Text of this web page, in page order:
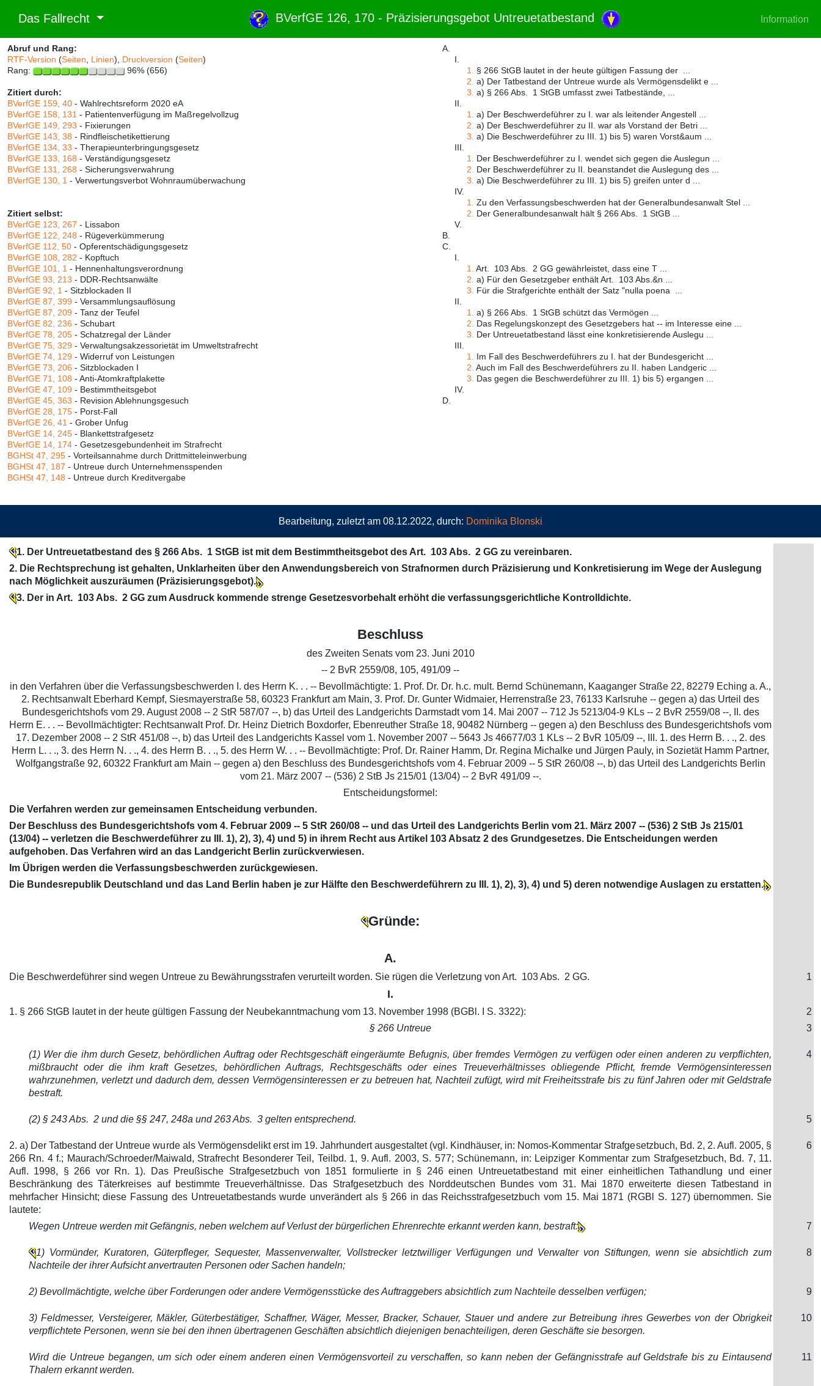
Das Fallrecht BVerfGE 126, 170 - Präzisierungsgebot Untreuetatbestand Information
Abruf und Rang:
RTF-Version (Seiten Linien), Druckversion (Seiten)
Rang:
96% (656)
Zitiert durch:
BVerfGE 159, 40 - Wahlrechtsreform 2020 eA
BVerfGE 158, 131 - Patientenverfügung im Maßregelvollzug
BVerfGE 149, 293 - Fixierungen
BVerfGE 143, 38 - Rindfleischetikettierung
BVerfGE 134, 33 - Therapieunterbringungsgesetz
BVerfGE 133, 168 - Verständigungsgesetz
BVerfGE 131, 268 - Sicherungsverwahrung
BVerfGE 130, 1 - Verwertungsverbot Wohnraumüberwachung
Zitiert selbst:
BVerfGE 123, 267 - Lissabon
BVerfGE 122, 248 - Rügeverkümmerung
BVerfGE 112, 50 - Opferentschädigungsgesetz
BVerfGE 108, 282 - Kopftuch
BVerfGE 101, 1 - Hennenhaltungsverordnung
BVerfGE 93, 213 - DDR-Rechtsanwälte
BVerfGE 92, 1 - Sitzblockaden II
BVerfGE 87, 399 - Versammlungsauflösung
BVerfGE 87, 209 - Tanz der Teufel
BVerfGE 82, 236 - Schubart
BVerfGE 78, 205 - Schatzregal der Länder
BVerfGE 75, 329 - Verwaltungsakzessorietät im Umweltstrafrecht
BVerfGE 74, 129 - Widerruf von Leistungen
BVerfGE 73, 206 - Sitzblockaden I
BVerfGE 71, 108 - Anti-Atomkraftplakette
BVerfGE 47, 109 - Bestimmtheitsgebot
BVerfGE 45, 363 - Revision Ablehnungsgesuch
BVerfGE 28, 175 - Porst-Fall
BVerfGE 26, 41 - Grober Unfug
BVerfGE 14, 245 - Blankettstrafgesetz
BVerfGE 14, 174 - Gesetzesgebundenheit im Strafrecht
BGHSt 47, 295 - Vorteilsannahme durch Drittmitteleinwerbung
BGHSt 47, 187 - Untreue durch Unternehmensspenden
BGHSt 47, 148 - Untreue durch Kreditvergabe
A.
I.
1.
§ 266 StGB lautet in der heute gültigen Fassung der ...
2. a) Der Tatbestand der Untreue wurde als Vermögensdelikt e ...
3. a) § 266 Abs. 1 StGB umfasst zwei Tatbestände, ...
II.
1.
a) Der Beschwerdeführer zu I. war als leitender Angestell ...
2. a) Der Beschwerdeführer zu II. war als Vorstand der Betri ...
3. a) Die Beschwerdeführer zu III. 1) bis 5) waren Vorst&aum ...
III.
1.
Der Beschwerdeführer zu I. wendet sich gegen die Auslegun ...
2.
Der Beschwerdeführer zu II. beanstandet die Auslegung des ...
3. a) Die Beschwerdeführer zu III. 1) bis 5) greifen unter d ...
IV.
1.
Zu den Verfassungsbeschwerden hat der Generalbundesanwalt Stel ...
2.
Der Generalbundesanwalt hält § 266 Abs. 1 StGB ...
V.
B.
C.
I.
1.
Art. 103 Abs. 2 GG gewährleistet, dass eine T ...
2. a) Für den Gesetzgeber enthält Art. 103 Abs.&n ...
3.
Für die Strafgerichte enthält der Satz "nulla poena ...
II.
1.
a) § 266 Abs. 1 StGB schützt das Vermögen ...
2.
Das Regelungskonzept des Gesetzgebers hat -- im Interesse eine ...
3.
Der Untreuetatbestand lässt eine konkretisierende Auslegu ...
III.
1.
Im Fall des Beschwerdeführers zu I. hat der Bundesgericht ...
2. Auch im Fall des Beschwerdeführers zu II. haben Landgeric ...
3.
Das gegen die Beschwerdeführer zu III. 1) bis 5) ergangen ...
IV.
D.
Bearbeitung, zuletzt am 08.12.2022, durch: Dominika Blonski
1. Der Untreuetatbestand des § 266 Abs. 1 StGB ist mit dem Bestimmtheitsgebot des Art. 103 Abs. 2 GG zu vereinbaren.
2. Die Rechtsprechung ist gehalten, Unklarheiten über den Anwendungsbereich von Strafnormen durch Präzisierung und Konkretisierung im Wege der Auslegung
nach Möglichkeit auszuräumen (Präzisierungsgebot).
3. Der in Art. 103 Abs. 2 GG zum Ausdruck kommende strenge Gesetzesvorbehalt erhöht die verfassungsgerichtliche Kontrolldichte.
Beschluss
des Zweiten Senats vom 23. Juni 2010
-- 2 BvR 2559/08, 105, 491/09 --
in den Verfahren über die Verfassungsbeschwerden I. des Herrn K. . . -- Bevollmächtigte: 1. Prof. Dr. Dr. h.c. mult. Bernd Schünemann, Kaaganger Straße 22, 82279 Eching a. A.,
2. Rechtsanwalt Eberhard Kempf, Siesmayerstraße 58, 60323 Frankfurt am Main, 3. Prof. Dr. Gunter Widmaier, Herrenstraße 23, 76133 Karlsruhe -- gegen a) das Urteil des
Bundesgerichtshofs vom 29. August 2008 -- 2 StR 587/07 --, b) das Urteil des Landgerichts Darmstadt vom 14. Mai 2007 -- 712 Js 5213/04-9 KLs -- 2 BvR 2559/08 --, II. des
Herrn E. . . -- Bevollmächtigter: Rechtsanwalt Prof. Dr. Heinz Dietrich Boxdorfer, Ebenreuther Straße 18, 90482 Nürnberg -- gegen a) den Beschluss des Bundesgerichtshofs vom
17. Dezember 2008 -- 2 StR 451/08 --, b) das Urteil des Landgerichts Kassel vom 1. November 2007 -- 5643 Js 46677/03 1 KLs -- 2 BvR 105/09 --, III. 1. des Herrn B. . ., 2. des
Herrn L. . ., 3. des Herrn N. . ., 4. des Herrn B. . ., 5. des Herrn W. . . -- Bevollmächtigte: Prof. Dr. Rainer Hamm, Dr. Regina Michalke und Jürgen Pauly, in Sozietät Hamm Partner,
Wolfgangstraße 92, 60322 Frankfurt am Main -- gegen a) den Beschluss des Bundesgerichtshofs vom 4. Februar 2009 -- 5 StR 260/08 --, b) das Urteil des Landgerichts Berlin
vom 21. März 2007 -- (536) 2 StB Js 215/01 (13/04) -- 2 BvR 491/09 --.
Entscheidungsformel:
Die Verfahren werden zur gemeinsamen Entscheidung verbunden.
Der Beschluss des Bundesgerichtshofs vom 4. Februar 2009 -- 5 StR 260/08 -- und das Urteil des Landgerichts Berlin vom 21. März 2007 -- (536) 2 StB Js 215/01
(13/04) -- verletzen die Beschwerdeführer zu III. 1), 2), 3), 4) und 5) in ihrem Recht aus Artikel 103 Absatz 2 des Grundgesetzes. Die Entscheidungen werden
aufgehoben. Das Verfahren wird an das Landgericht Berlin zurückverwiesen.
Im Übrigen werden die Verfassungsbeschwerden zurückgewiesen.
Die Bundesrepublik Deutschland und das Land Berlin haben je zur Hälfte den Beschwerdeführern zu III. 1), 2), 3), 4) und 5) deren notwendige Auslagen zu erstatten.
Gründe:
A.
Die Beschwerdeführer sind wegen Untreue zu Bewährungsstrafen verurteilt worden. Sie rügen die Verletzung von Art. 103 Abs. 2 GG. 1
I.
1. § 266 StGB lautet in der heute gültigen Fassung der Neubekanntmachung vom 13. November 1998 (BGBl. I S. 3322):
2
§ 266 Untreue
3
(1) Wer die ihm durch Gesetz, behördlichen Auftrag oder Rechtsgeschäft eingeräumte Befugnis, über fremdes Vermögen zu verfügen oder einen anderen zu verpflichten,
mißbraucht oder die ihm kraft Gesetzes, behördlichen Auftrags, Rechtsgeschäfts oder eines Treueverhältnisses obliegende Pflicht, fremde Vermögensinteressen
wahrzunehmen, verletzt und dadurch dem, dessen Vermögensinteressen er zu betreuen hat, Nachteil zufügt, wird mit Freiheitsstrafe bis zu fünf Jahren oder mit Geldstrafe
bestraft.
4
(2) § 243 Abs. 2 und die §§ 247, 248a und 263 Abs. 3 gelten entsprechend. 5
2. a) Der Tatbestand der Untreue wurde als Vermögensdelikt erst im 19. Jahrhundert ausgestaltet (vgl. Kindhäuser, in: Nomos-Kommentar Strafgesetzbuch, Bd. 2, 2. Aufl. 2005, §
266 Rn. 4 f.; Maurach/Schroeder/Maiwald, Strafrecht Besonderer Teil, Teilbd. 1, 9. Aufl. 2003, S. 577; Schünemann, in: Leipziger Kommentar zum Strafgesetzbuch, Bd. 7, 11.
Aufl. 1998, § 266 vor Rn. 1). Das Preußische Strafgesetzbuch von 1851 formulierte in § 246 einen Untreuetatbestand mit einer einheitlichen Tathandlung und einer
Beschränkung des Täterkreises auf bestimmte Treueverhältnisse. Das Strafgesetzbuch des Norddeutschen Bundes vom 31. Mai 1870 erweiterte diesen Tatbestand in
mehrfacher Hinsicht; diese Fassung des Untreuetatbestands wurde unverändert als § 266 in das Reichsstrafgesetzbuch vom 15. Mai 1871 (RGBl S. 127) übernommen. Sie
lautete:
6
Wegen Untreue werden mit Gefängnis, neben welchem auf Verlust der bürgerlichen Ehrenrechte erkannt werden kann, bestraft: 7
1) Vormünder, Kuratoren, Güterpfleger, Sequester, Massenverwalter, Vollstrecker letztwilliger Verfügungen und Verwalter von Stiftungen, wenn sie absichtlich zum
Nachteile der ihrer Aufsicht anvertrauten Personen oder Sachen handeln;
8
2) Bevollmächtigte, welche über Forderungen oder andere Vermögensstücke des Auftraggebers absichtlich zum Nachteile desselben verfügen; 9
3) Feldmesser, Versteigerer, Mäkler, Güterbestätiger, Schaffner, Wäger, Messer, Bracker, Schauer, Stauer und andere zur Betreibung ihres Gewerbes von der Obrigkeit
verpflichtete Personen, wenn sie bei den ihnen übertragenen Geschäften absichtlich diejenigen benachteiligen, deren Geschäfte sie besorgen.
10
Wird die Untreue begangen, um sich oder einem anderen einen Vermögensvorteil zu verschaffen, so kann neben der Gefängnisstrafe auf Geldstrafe bis zu Eintausend
Thalern erkannt werden.
11